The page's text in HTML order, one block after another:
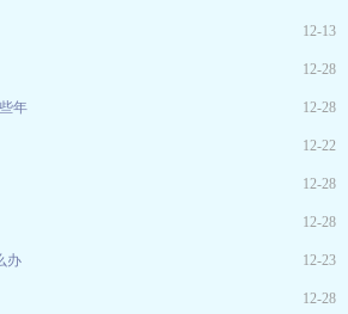
12-13
12-28
年 12-28
12-22
12-28
12-28
办 12-23
12-28